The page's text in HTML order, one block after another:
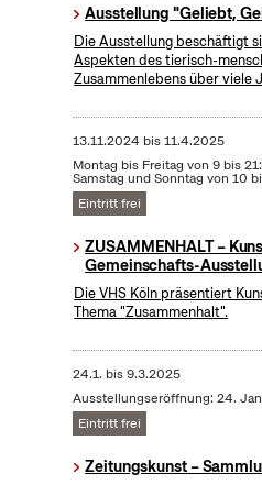
Ausstellung "Geliebt,
Die Ausstellung beschäftigt
Aspekten des tierisch-
Zusammenlebens über viele
13.11.2024 bis11.4.2025
Montag bis Freitag von 9 bis
Samstag und Sonntag von 10
Eintritt frei
ZUSAMMENHALT –
Gemeinschafts-
Die VHS Köln präsentiert
Thema "Zusammenhalt".
24.1. bis9.3.2025
Ausstellungseröffnung: 24.
Eintritt frei
Zeitungskunst –